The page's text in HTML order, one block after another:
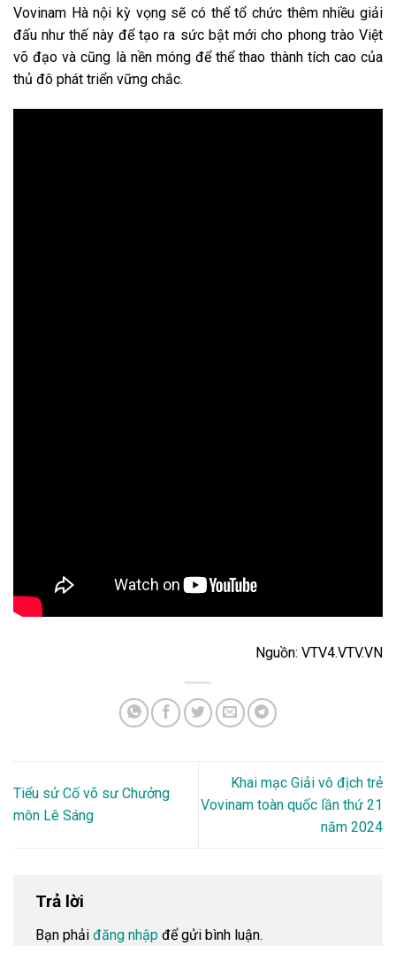
Vovinam Hà nội kỳ vọng sẽ có thể tổ chức thêm nhiều giải
đấu như thế này để tạo ra sức bật mới cho phong trào Việt
võ đạo và cũng là nền móng để thể thao thành tích cao của
thủ đô phát triển vững chắc.
Nguồn: VTV4.VTV.VN
Tiểu sử Cố võ sư Chưởng
môn Lê Sáng
Khai mạc Giải vô địch trẻ
Vovinam toàn quốc lần thứ 21
năm 2024
Trả lời
Bạn phải đăng nhập để gửi bình luận.